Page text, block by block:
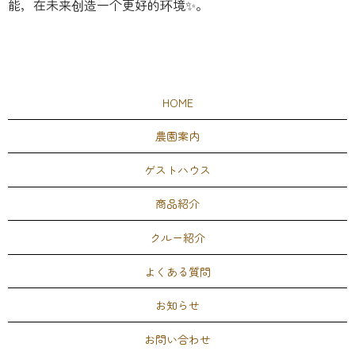
能，在未来创造一个更好的环境✨。
HOME
農園案内
ゲストハウス
商品紹介
クルー紹介
よくある質問
お知らせ
お問い合わせ